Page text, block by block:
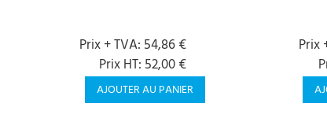
Prix + TVA: 54,86 €
Prix HT: 52,00 €
AJOUTER AU PANIER
Prix